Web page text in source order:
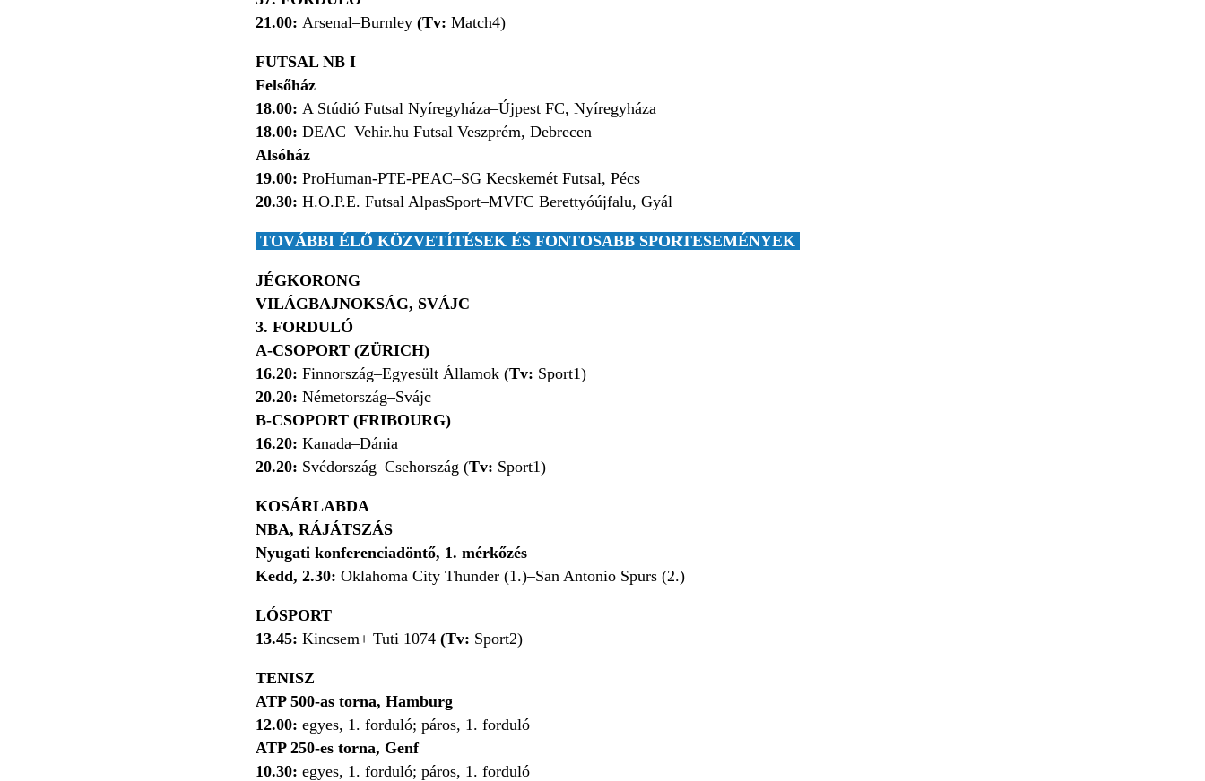
21.00: Arsenal–Burnley (Tv: Match4)
FUTSAL NB I
Felsőház
18.00: A Stúdió Futsal Nyíregyháza–Újpest FC, Nyíregyháza
18.00: DEAC–Vehir.hu Futsal Veszprém, Debrecen
Alsóház
19.00: ProHuman-PTE-PEAC–SG Kecskemét Futsal, Pécs
20.30: H.O.P.E. Futsal AlpasSport–MVFC Berettyóújfalu, Gyál
TOVÁBBI ÉLŐ KÖZVETÍTÉSEK ÉS FONTOSABB SPORTESEMÉNYEK
JÉGKORONG
VILÁGBAJNOKSÁG, SVÁJC
3. FORDULÓ
A-CSOPORT (ZÜRICH)
16.20: Finnország–Egyesült Államok (Tv: Sport1)
20.20: Németország–Svájc
B-CSOPORT (FRIBOURG)
16.20: Kanada–Dánia
20.20: Svédország–Csehország (Tv: Sport1)
KOSÁRLABDA
NBA, RÁJÁTSZÁS
Nyugati konferenciadöntő, 1. mérkőzés
Kedd, 2.30: Oklahoma City Thunder (1.)–San Antonio Spurs (2.)
LÓSPORT
13.45: Kincsem+ Tuti 1074 (Tv: Sport2)
TENISZ
ATP 500-as torna, Hamburg
12.00: egyes, 1. forduló; páros, 1. forduló
ATP 250-es torna, Genf
10.30: egyes, 1. forduló; páros, 1. forduló